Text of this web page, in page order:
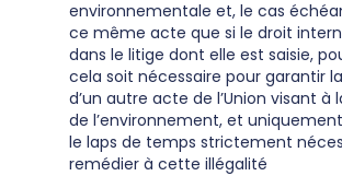
environnementale et, le cas
ce même acte que si le droit
dans le litige dont elle est saisie,
cela soit nécessaire pour garantir
d’un autre acte de l’Union visant à
de l’environnement, et
le laps de temps strictement
remédier à cette illégalité